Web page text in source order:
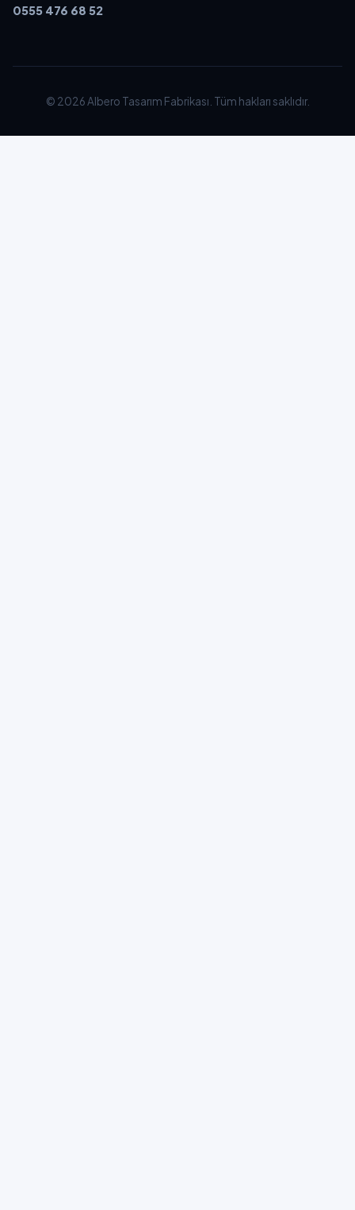
0555 476 68 52
© 2026 Albero Tasarım Fabrikası. Tüm hakları saklıdır.